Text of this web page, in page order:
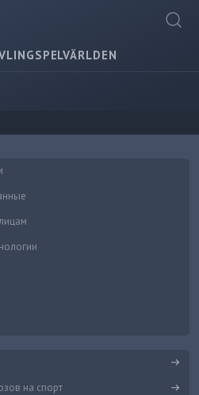
SPELVÄRLDEN
на спорт